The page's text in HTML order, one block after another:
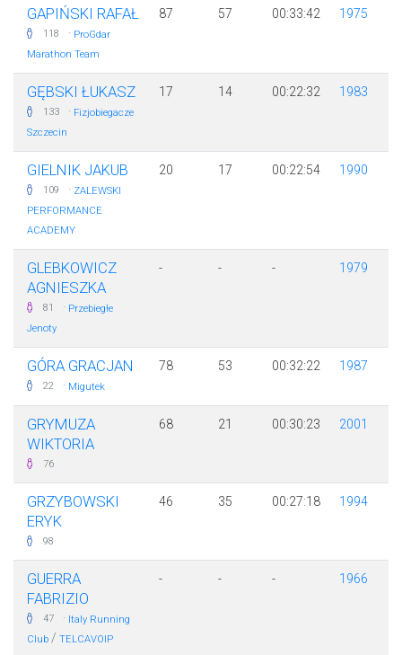
GAPIŃSKI RAFAŁ
118 · ProGdar
Marathon Team
87 57 00:33:42 1975
GĘBSKI ŁUKASZ
133 · Fizjobiegacze
Szczecin
17 14 00:22:32 1983
GIELNIK JAKUB
109 · ZALEWSKI
PERFORMANCE
ACADEMY
20 17 00:22:54 1990
GLEBKOWICZ
AGNIESZKA
81 · Przebiegłe
Jenoty
- - - 1979
GÓRA GRACJAN
22 · Migutek
78 53 00:32:22 1987
GRYMUZA
WIKTORIA
76
68 21 00:30:23 2001
GRZYBOWSKI
ERYK
98
46 35 00:27:18 1994
GUERRA
FABRIZIO
47 · Italy Running
Club / TELCAVOIP
- - - 1966